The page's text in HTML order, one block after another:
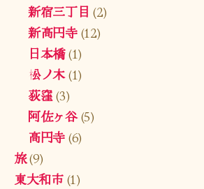
新宿三丁目 (2)
新高円寺(12)
日本橋(1)
松ノ木(1)
荻窪(3)
阿佐ヶ谷(5)
高円寺(6)
旅(9)
東大和市(1)